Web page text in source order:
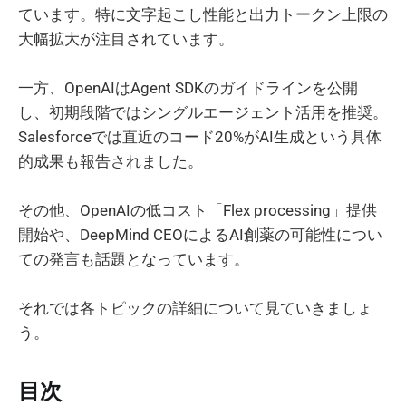
ています。特に文字起こし性能と出力トークン上限の
大幅拡大が注目されています。
一方、OpenAIはAgent SDKのガイドラインを公開
し、初期段階ではシングルエージェント活用を推奨。
Salesforceでは直近のコード20%がAI生成という具体
的成果も報告されました。
その他、OpenAIの低コスト「Flex processing」提供
開始や、DeepMind CEOによるAI創薬の可能性につい
ての発言も話題となっています。
それでは各トピックの詳細について見ていきましょ
う。
目次